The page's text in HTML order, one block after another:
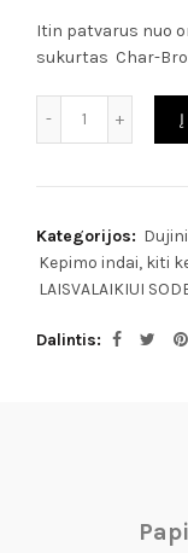
Itin patvarus nuo
sukurtas Char-
Kategorijos:
Kepimo indai, kiti
LAISVALAIKIUI
Dalintis